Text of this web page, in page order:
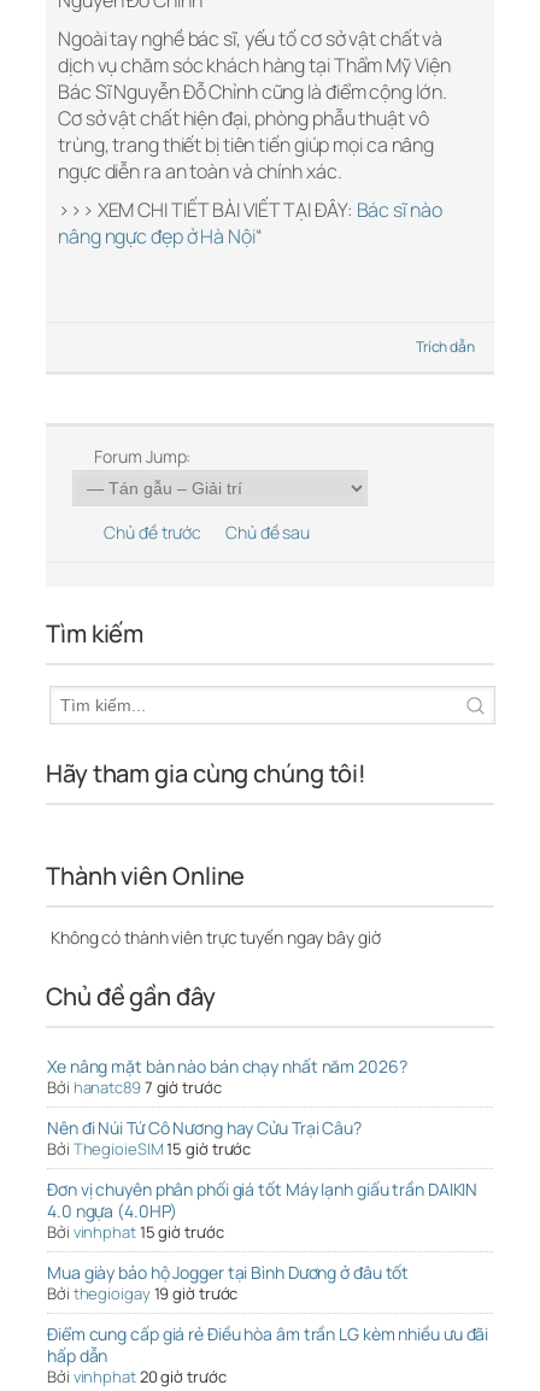
Ngoài tay nghề bác sĩ, yếu tố cơ sở vật chất và
dịch vụ chăm sóc khách hàng tại Thẩm Mỹ Viện
Bác Sĩ Nguyễn Đỗ Chỉnh cũng là điểm cộng lớn.
Cơ sở vật chất hiện đại, phòng phẫu thuật vô
trùng, trang thiết bị tiên tiến giúp mọi ca nâng
ngực diễn ra an toàn và chính xác.
>>> XEM CHI TIẾT BÀI VIẾT TẠI ĐÂY: Bác sĩ nào
nâng ngực đẹp ở Hà Nội“
Trích dẫn
Forum Jump:
Chủ đề trước Chủ đề sau
Tìm kiếm
Hãy tham gia cùng chúng tôi!
Thành viên Online
Không có thành viên trực tuyến ngay bây giờ
Chủ đề gần đây
Xe nâng mặt bàn nào bán chạy nhất năm 2026?
Bởi hanatc897 giờ trước
Nên đi Núi Tứ Cô Nương hay Cửu Trại Câu?
Bởi ThegioieSIM15 giờ trước
Đơn vị chuyên phân phối giá tốt Máy lạnh giấu trần DAIKIN
4.0 ngựa (4.0HP)
Bởi vinhphat15 giờ trước
Mua giày bảo hộ Jogger tại Bình Dương ở đâu tốt
Bởi thegioigay19 giờ trước
Điểm cung cấp giá rẻ Điều hòa âm trần LG kèm nhiều ưu đãi
hấp dẫn
Bởi vinhphat20 giờ trước